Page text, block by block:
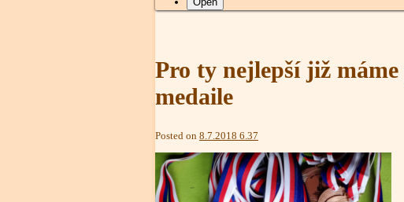
Pro ty nejlepší již
medaile
Posted on 8.7.2018 6.37